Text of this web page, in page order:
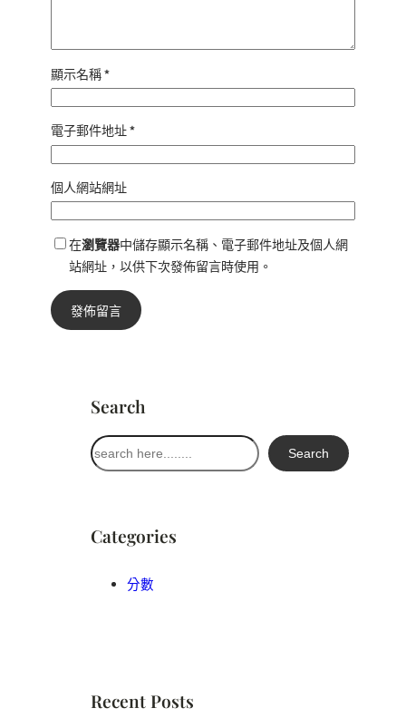
顯示名稱*
電子郵件地址*
個人網站網址
在瀏覽器中儲存顯示名稱、電子郵件地址及個人網
站網址，以供下次發佈留言時使用。
Search
搜
尋
Search
Categories
分數
Recent Posts